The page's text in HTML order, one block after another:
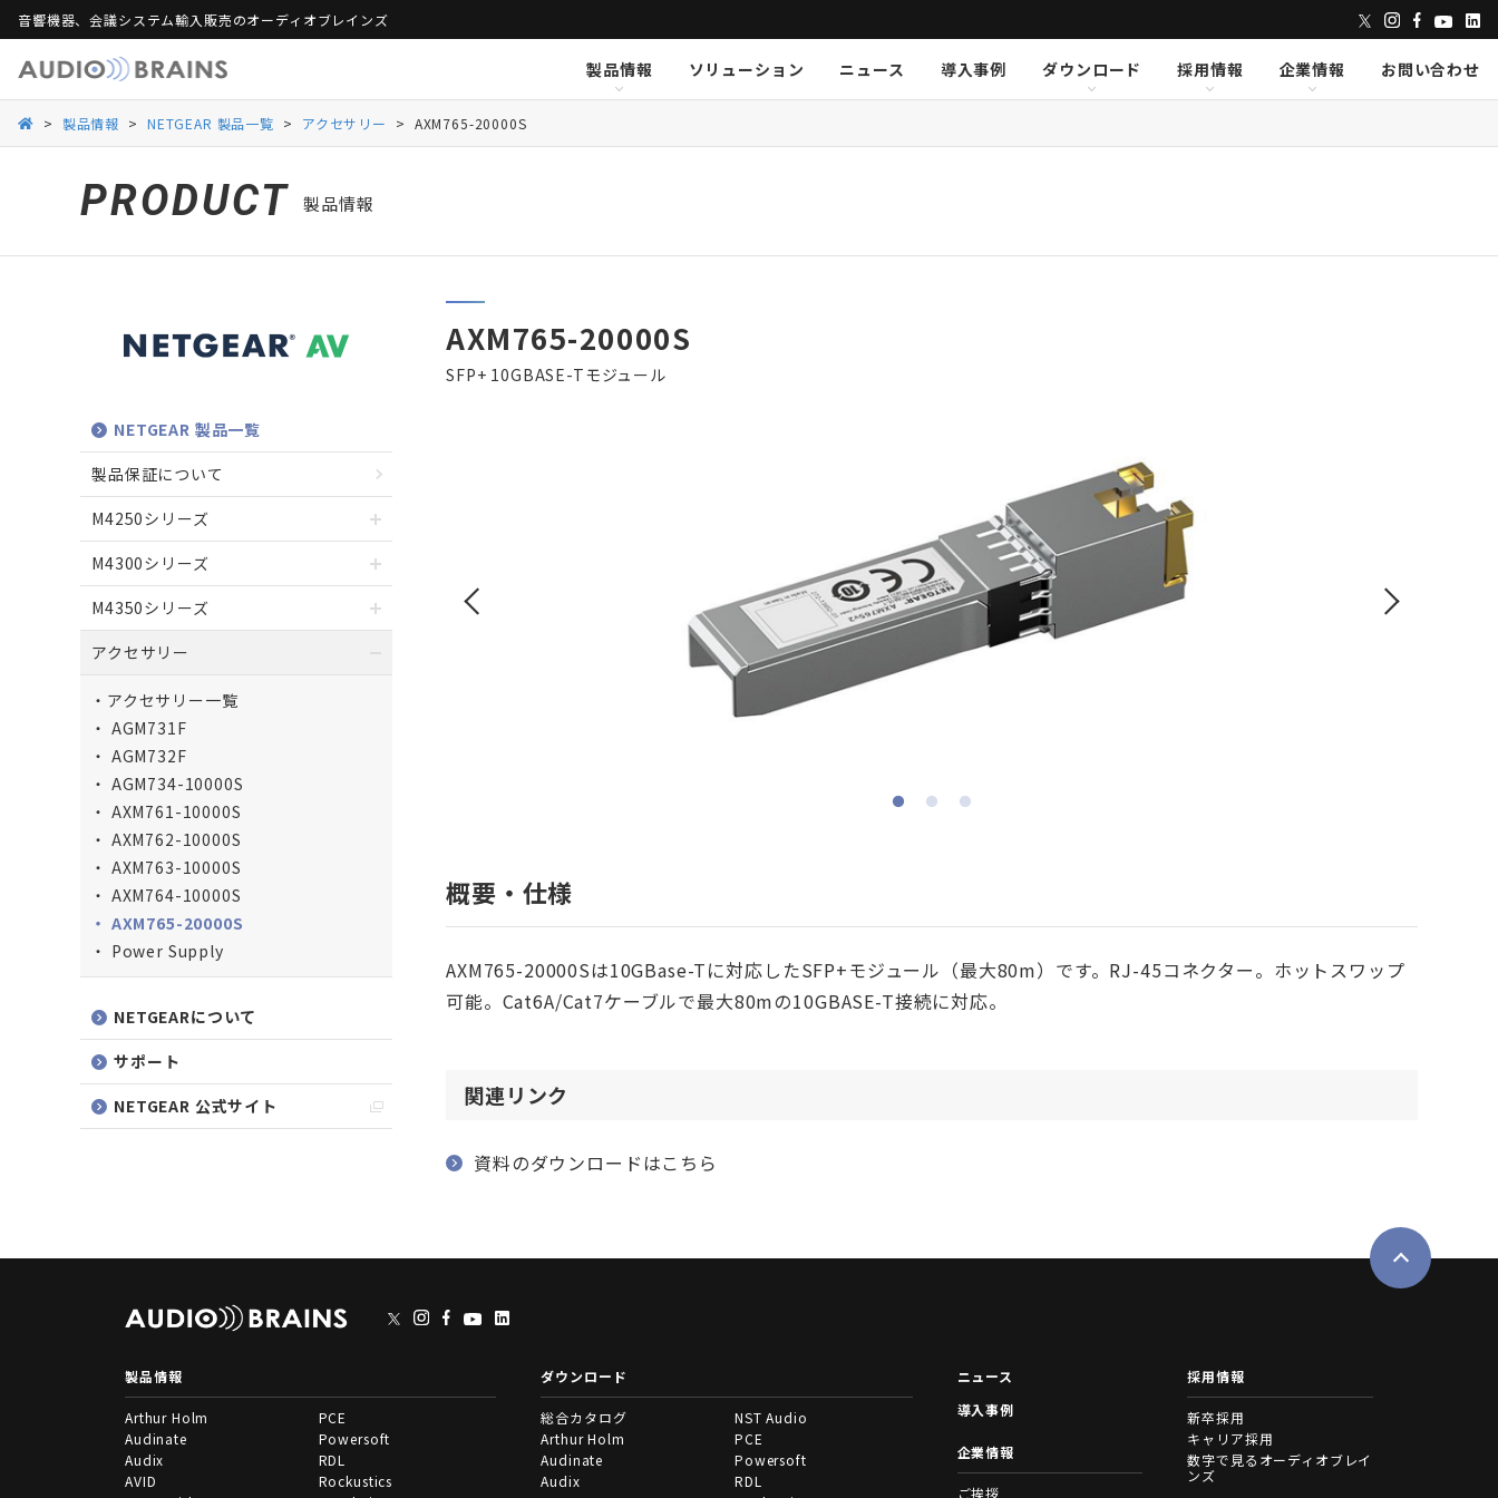
音響機器、会議システム輸入販売のオーディオブレインズ
製品情報
Danacoid
INOGENI K-array KGEAR KSCAPE
Lumens
Luminex
RDL
Taguchi
Televic TiMax Violet Audio Visionary Solutions
ソリューション
ニュース 導入事例
ダウンロード
Danacoid
INOGENI K-array KGEAR KSCAPE
Lumens
Luminex
RDL
Taguchi
Televic TiMax Violet Audio Visionary Solutions
採用情報
企業情報
お問い合わせ
> 製品情報 > NETGEAR 製品一覧 > アクセサリー > AXM765-20000S
PRODUCT 製品情報
NETGEAR 製品一覧
製品保証について
M4250シリーズ
M4300シリーズ
M4350シリーズ
アクセサリー
アクセサリー一覧
AGM731F
AGM732F
AGM734-10000S
AXM761-10000S
AXM762-10000S
AXM763-10000S
AXM764-10000S
AXM765-20000S
Power Supply
NETGEARについて
サポート
NETGEAR 公式サイト
AXM765-20000S
SFP+ 10GBASE-Tモジュール
概要・仕様
AXM765-20000Sは10GBase-Tに対応したSFP+モジュール（最大80m）です。RJ-45コネクター。ホットスワップ
可能。Cat6A/Cat7ケーブルで最大80mの10GBASE-T接続に対応。
関連リンク
資料のダウンロードはこちら
製品情報
Arthur Holm
Audinate
Audix
AVID
PCE
Powersoft
RDL
Rockustics
ダウンロード
総合カタログ
Arthur Holm
Audinate
Audix
NST Audio
PCE
Powersoft
RDL
ニュース
導入事例
企業情報
ご挨拶
採用情報
新卒採用
キャリア採用
数字で見るオーディオブレイ
ンズ